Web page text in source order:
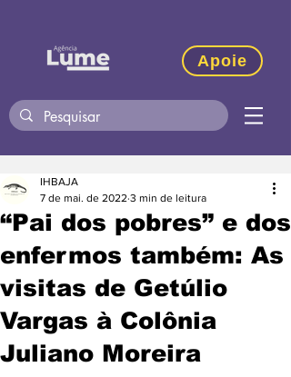
Apoie
“Pai dos pobres” e dos
enfermos também: As
visitas de Getúlio
Vargas à Colônia
Juliano Moreira
IHBAJA
7 de mai. de 2022 3 min de leitura